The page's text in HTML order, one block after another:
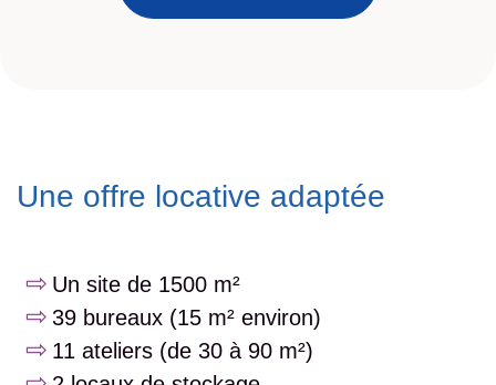
Une offre locative adaptée
Un site de 1500 m²
39 bureaux (15 m² environ)
11 ateliers (de 30 à 90 m²)